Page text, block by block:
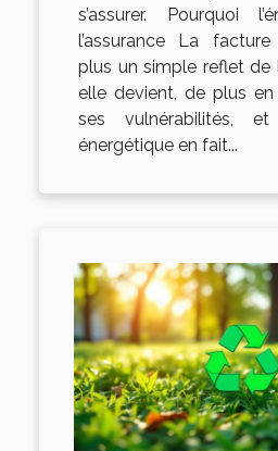
s’assurer. Pourquoi
l’assurance La facture
plus un simple reflet de
elle devient, de plus
ses vulnérabilités,
énergétique en fait...